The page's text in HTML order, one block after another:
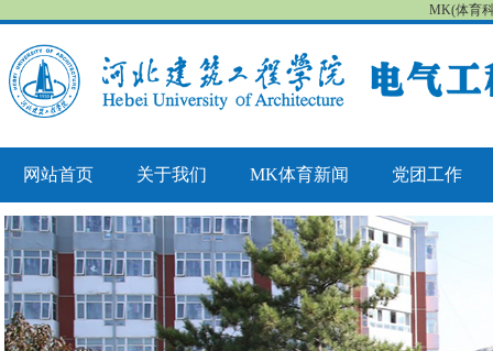
MK(体育
网站首页 关于我们 MK体育新闻 党团工作